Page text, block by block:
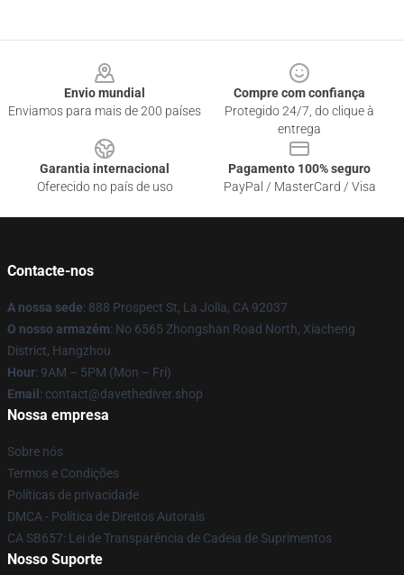
Envio mundial
Enviamos para mais de 200 países
Compre com confiança
Protegido 24/7, do clique à
entrega
Garantia internacional
Oferecido no país de uso
Pagamento 100% seguro
PayPal / MasterCard / Visa
Contacte-nos
A nossa sede: 888 Prospect St, La Jolla, CA 92037
O nosso armazém: No 6565 Zhongshan Road North, Xiacheng
District, Hangzhou
Hour: 9AM – 5PM (Mon – Fri)
Email : contact@davethediver.shop
Nossa empresa
Sobre nós
Termos e Condições
Políticas de privacidade
DMCA - Política de Direitos Autorais
CA SB657: Lei de Transparência de Cadeia de Suprimentos
Nosso Suporte